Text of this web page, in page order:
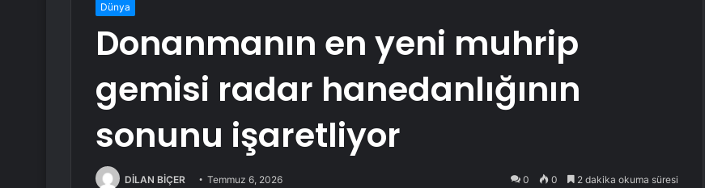
Dünya
Donanmanın en yeni muhrip
gemisi radar hanedanlığının
sonunu işaretliyor
DİLAN BİÇER Temmuz 6, 2026 0 0 2 dakika okuma süresi